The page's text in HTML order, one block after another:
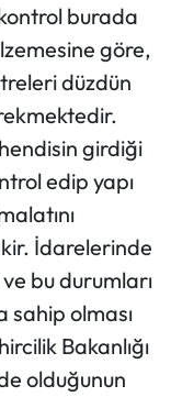
burada
göre,
düzdün
girdiği
edip yapı
İdarelerinde
bu durumları
olması
Bakanlığı
olduğunun